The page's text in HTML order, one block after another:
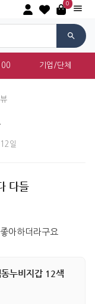
0
기업/단체
일
다들
아하더라구요
누비지갑 12색